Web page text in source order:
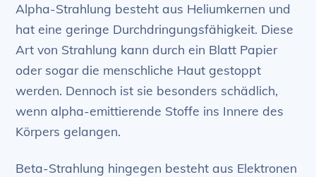
Alpha-Strahlung besteht aus Heliumkernen und
hat eine geringe Durchdringungsfähigkeit. Diese
Art von Strahlung kann durch ein Blatt Papier
oder sogar die menschliche Haut gestoppt
werden. Dennoch ist sie besonders schädlich,
wenn alpha-emittierende Stoffe ins Innere des
Körpers gelangen.
Beta-Strahlung hingegen besteht aus Elektronen